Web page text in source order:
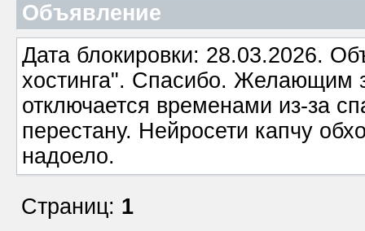
Объявление
Дата блокировки: 28.03.2026.
хостинга". Спасибо. Желающим
отключается временами из-за
перестану. Нейросети капчу
надоело.
Страниц: 1